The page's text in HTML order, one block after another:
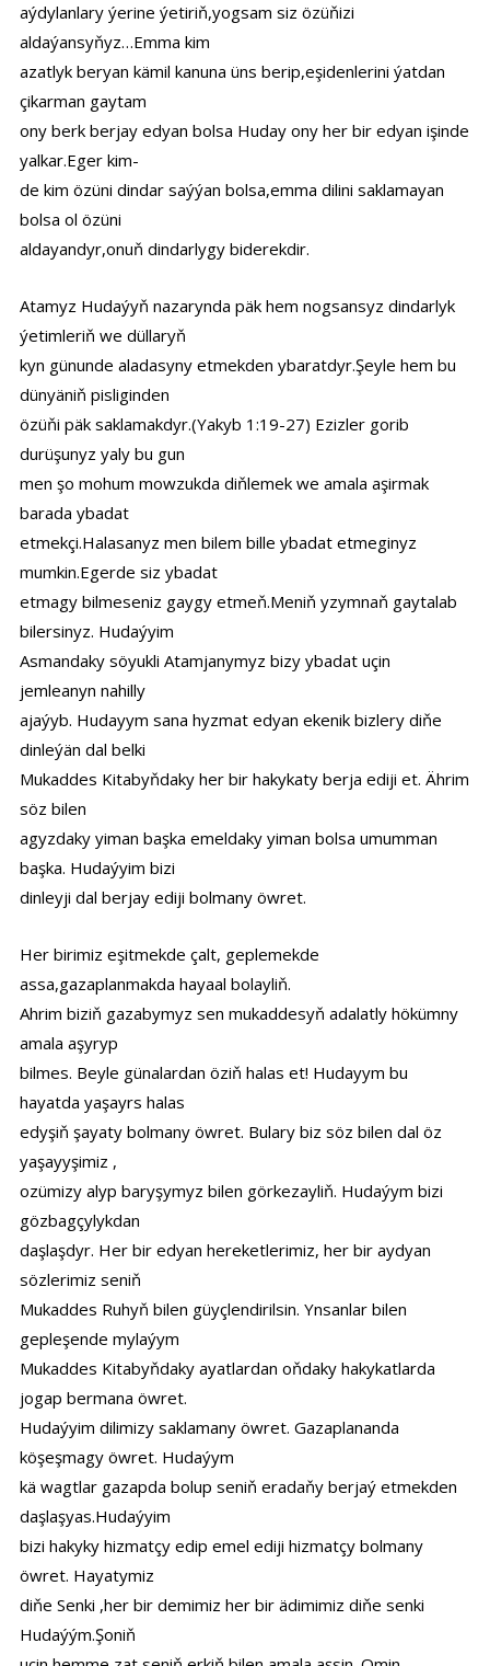
aýdylanlary ýerine ýetiriň,yogsam siz özüňizi
aldaýansyňyz…Emma kim
azatlyk beryan kämil kanuna üns berip,eşidenlerini ýatdan
çikarman gaytam
ony berk berjay edyan bolsa Huday ony her bir edyan işinde
yalkar.Eger kim-
de kim özüni dindar saýýan bolsa,emma dilini saklamayan
bolsa ol özüni
aldayandyr,onuň dindarlygy biderekdir.
Atamyz Hudaýyň nazarynda päk hem nogsansyz dindarlyk
ýetimleriň we düllaryň
kyn günunde aladasyny etmekden ybaratdyr.Şeyle hem bu
dünyäniň pisliginden
özüňi päk saklamakdyr.(Yakyb 1:19-27) Ezizler gorib
durüşunyz yaly bu gun
men şo mohum mowzukda diňlemek we amala aşirmak
barada ybadat
etmekçi.Halasanyz men bilem bille ybadat etmeginyz
mumkin.Egerde siz ybadat
etmagy bilmeseniz gaygy etmeň.Meniň yzymnaň gaytalab
bilersinyz. Hudaýyim
Asmandaky söyukli Atamjanymyz bizy ybadat uçin
jemleanyn nahilly
ajaýyb. Hudayym sana hyzmat edyan ekenik bizlery diňe
dinleýän dal belki
Mukaddes Kitabyňdaky her bir hakykaty berja ediji et. Ährim
söz bilen
agyzdaky yiman başka emeldaky yiman bolsa umumman
başka. Hudaýyim bizi
dinleyji dal berjay ediji bolmany öwret.
Her birimiz eşitmekde çalt, geplemekde
assa,gazaplanmakda hayaal bolayliň.
Ahrim biziň gazabymyz sen mukaddesyň adalatly hökümny
amala aşyryp
bilmes. Beyle günalardan öziň halas et! Hudayym bu
hayatda yaşayrs halas
edyşiň şayaty bolmany öwret. Bulary biz söz bilen dal öz
yaşayyşimiz ,
ozümizy alyp baryşymyz bilen görkezayliň. Hudaýym bizi
gözbagçylykdan
daşlaşdyr. Her bir edyan hereketlerimiz, her bir aydyan
sözlerimiz seniň
Mukaddes Ruhyň bilen güyçlendirilsin. Ynsanlar bilen
gepleşende mylaýym
Mukaddes Kitabyňdaky ayatlardan oňdaky hakykatlarda
jogap bermana öwret.
Hudaýyim dilimizy saklamany öwret. Gazaplananda
köşeşmagy öwret. Hudaýym
kä wagtlar gazapda bolup seniň eradaňy berjaý etmekden
daşlaşyas.Hudaýyim
bizi hakyky hizmatçy edip emel ediji hizmatçy bolmany
öwret. Hayatymiz
diňe Senki ,her bir demimiz her bir ädimimiz diňe senki
Hudaýým.Şoniň